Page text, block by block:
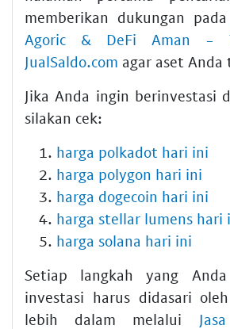
memberikan dukungan pada
Agoric & DeFi Aman -
JualSaldo.com agar aset
Jika Anda ingin berinvestasi
silakan cek:
harga polkadot hari ini
harga polygon hari ini
harga dogecoin hari ini
harga stellar lumens hari
harga solana hari ini
Setiap langkah yang
investasi harus didasari
lebih dalam melalui